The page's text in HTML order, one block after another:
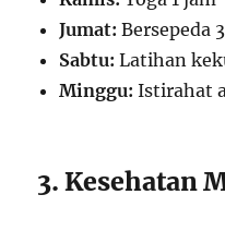
Jumat: Bersepeda
Sabtu: Latihan
Minggu: Istirahat
3. Kesehatan